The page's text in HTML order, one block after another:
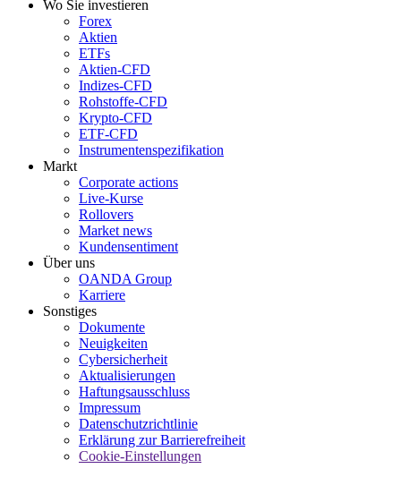
Wo Sie investieren
Forex
Aktien
ETFs
Aktien-CFD
Indizes-CFD
Rohstoffe-CFD
Krypto-CFD
ETF-CFD
Instrumentenspezifikation
Markt
Corporate actions
Live-Kurse
Rollovers
Market news
Kundensentiment
Über uns
OANDA Group
Karriere
Sonstiges
Dokumente
Neuigkeiten
Cybersicherheit
Aktualisierungen
Haftungsausschluss
Impressum
Datenschutzrichtlinie
Erklärung zur Barrierefreiheit
Cookie-Einstellungen